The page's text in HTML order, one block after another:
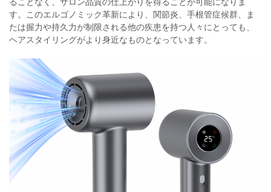
す。このエルゴノミック革新により、関節炎、手根管症候群、ま
たは握力や持久力が制限される他の疾患を持つ人々にとっても、
ヘアスタイリングがより身近なものとなっています。